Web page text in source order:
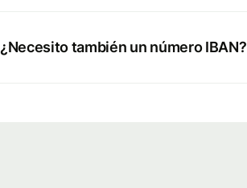
¿Necesito también un número IBAN?